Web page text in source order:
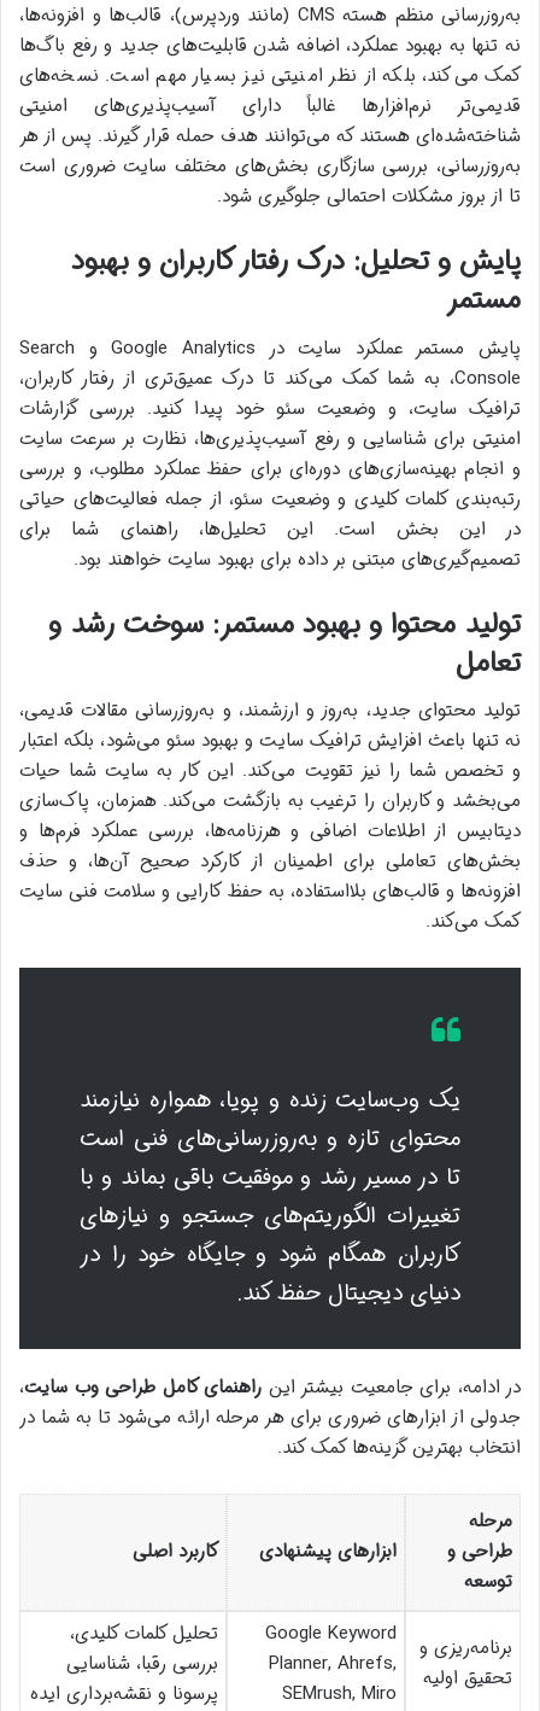
به‌روزرسانی منظم هسته CMS (مانند وردپرس)، قالب‌ها و افزونه‌ها،
نه تنها به بهبود عملکرد، اضافه شدن قابلیت‌های جدید و رفع باگ‌ها
کمک می‌کند، بلکه از نظر امنیتی نیز بسیار مهم است. نسخه‌های
قدیمی‌تر نرم‌افزارها غالباً دارای آسیب‌پذیری‌های امنیتی
شناخته‌شده‌ای هستند که می‌توانند هدف حمله قرار گیرند. پس از هر
به‌روزرسانی، بررسی سازگاری بخش‌های مختلف سایت ضروری است
تا از بروز مشکلات احتمالی جلوگیری شود.
پایش و تحلیل: درک رفتار کاربران و بهبود
مستمر
پایش مستمر عملکرد سایت در Google Analytics و Search
Console، به شما کمک می‌کند تا درک عمیق‌تری از رفتار کاربران،
ترافیک سایت، و وضعیت سئو خود پیدا کنید. بررسی گزارشات
امنیتی برای شناسایی و رفع آسیب‌پذیری‌ها، نظارت بر سرعت سایت
و انجام بهینه‌سازی‌های دوره‌ای برای حفظ عملکرد مطلوب، و بررسی
رتبه‌بندی کلمات کلیدی و وضعیت سئو، از جمله فعالیت‌های حیاتی
در این بخش است. این تحلیل‌ها، راهنمای شما برای
تصمیم‌گیری‌های مبتنی بر داده برای بهبود سایت خواهند بود.
تولید محتوا و بهبود مستمر: سوخت رشد و
تعامل
تولید محتوای جدید، به‌روز و ارزشمند، و به‌روزرسانی مقالات قدیمی،
نه تنها باعث افزایش ترافیک سایت و بهبود سئو می‌شود، بلکه اعتبار
و تخصص شما را نیز تقویت می‌کند. این کار به سایت شما حیات
می‌بخشد و کاربران را ترغیب به بازگشت می‌کند. همزمان، پاک‌سازی
دیتابیس از اطلاعات اضافی و هرزنامه‌ها، بررسی عملکرد فرم‌ها و
بخش‌های تعاملی برای اطمینان از کارکرد صحیح آن‌ها، و حذف
افزونه‌ها و قالب‌های بلااستفاده، به حفظ کارایی و سلامت فنی سایت
کمک می‌کند.
یک وب‌سایت زنده و پویا، همواره نیازمند
محتوای تازه و به‌روزرسانی‌های فنی است
تا در مسیر رشد و موفقیت باقی بماند و با
تغییرات الگوریتم‌های جستجو و نیازهای
کاربران همگام شود و جایگاه خود را در
دنیای دیجیتال حفظ کند.
در ادامه، برای جامعیت بیشتر این راهنمای کامل طراحی وب سایت،
جدولی از ابزارهای ضروری برای هر مرحله ارائه می‌شود تا به شما در
انتخاب بهترین گزینه‌ها کمک کند.
مرحله
طراحی و
توسعه
ابزارهای پیشنهادی کاربرد اصلی
برنامه‌ریزی و
تحقیق اولیه
Google Keyword
Planner, Ahrefs,
SEMrush, Miro
تحلیل کلمات کلیدی،
بررسی رقبا، شناسایی
پرسونا و نقشه‌برداری ایده